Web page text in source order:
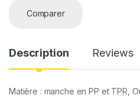
Comparer
Description Reviews
Matière : manche en PP et TPR,